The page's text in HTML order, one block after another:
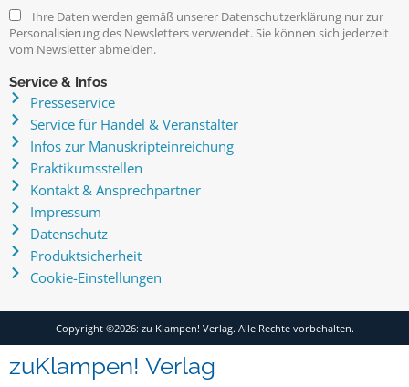
Ihre Daten werden gemäß unserer Datenschutzerklärung nur zur
Personalisierung des Newsletters verwendet. Sie können sich jederzeit
vom Newsletter abmelden.
Service & Infos
Presseservice
Service für Handel & Veranstalter
Infos zur Manuskripteinreichung
Praktikumsstellen
Kontakt & Ansprechpartner
Impressum
Datenschutz
Produktsicherheit
Cookie-Einstellungen
Copyright ©2026: zu Klampen! Verlag. Alle Rechte vorbehalten.
zuKlampen! Verlag